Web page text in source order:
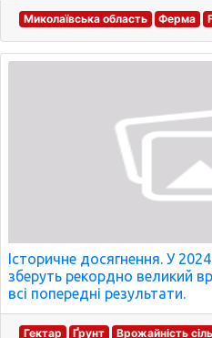
Миколаївська область Ферма
Історичне досягнення. У
зберуть рекордно великий
всі попередні результати.
Гектар Ґрунт Врожайність